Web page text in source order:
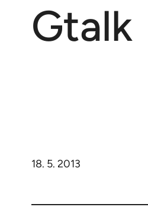
Gtalk
18. 5. 2013